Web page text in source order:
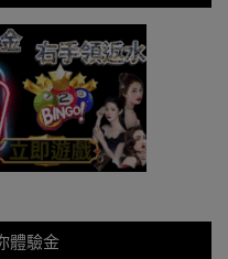
體驗金